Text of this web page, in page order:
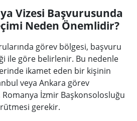
Vizesi Başvurusunda
Neden Önemlidir?
görev bölgesi, başvuru
ile göre belirlenir. Bu nedenle
ikamet eden bir kişinin
veya Ankara görev
İzmir Başkonsolosluğu
gerekir.